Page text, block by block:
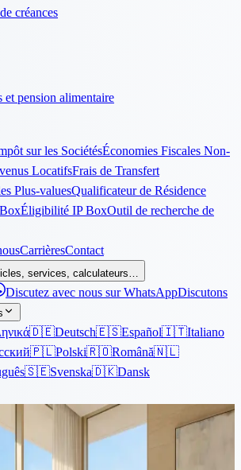
créances
et pension alimentaire
sur les SociétésÉconomies Fiscales Non-
LocatifsFrais de Transfert
Plus-valuesQualificateur de Résidence
Éligibilité IP BoxOutil de recherche de
CarrièresContact
services, calculateurs…
Discutez avec nous sur WhatsAppDiscutons
🇩🇪Deutsch🇪🇸Español🇮🇹Italiano
🇵🇱Polski🇷🇴Română🇳🇱
🇸🇪Svenska🇩🇰Dansk